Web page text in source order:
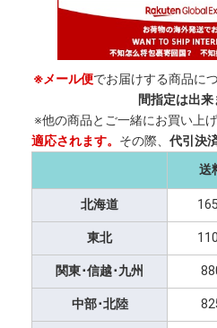
※メール便でお届けする商品に
間指定は出来
※他の商品とご一緒にお買い上
適応されます。 その際、 代引決
送
北海道
東北
関東･信越･九州
中部･北陸